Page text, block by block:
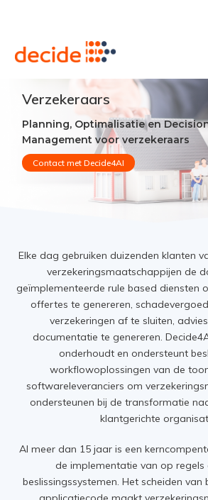
Verzekeraars
Planning, Optimalisatie en
Management voor verzekeraars
Contact met Decide4AI
Elke dag gebruiken duizenden klanten
verzekeringsmaatschappijen de
geïmplementeerde rule based diensten
offertes te genereren,
verzekeringen af te sluiten,
documentatie te genereren.
onderhoudt en ondersteunt
workflowoplossingen van de
softwareleveranciers om
ondersteunen bij de transformatie
klantgerichte
Al meer dan 15 jaar is een
de implementatie van op regels
beslissingssystemen. Het scheiden van